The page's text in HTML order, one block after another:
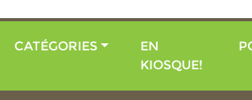
CATÉGORIES
EN
KIOSQUE!